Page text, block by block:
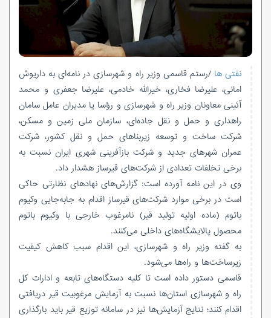
نفتی ها/رستم قاسمی وزیر راه و شهرسازی در نامه‌ای به داریوش
امانی، علیرضا فخاری، خیرالله خادمی، علیرضا جعفری و محمد
آئینی معاونان وزیر راه و شهرسازی و رؤسا یا مدیران عامل سامان
راهداری و حمل و نقل جاده‌ای، سازمان ملی زمین و مسکن،
شرکت ساخت و توسعه زیربناهای حمل و نقل کشور، شرکت
عمران شهرهای جدید و شرکت بازآفرینی شهری ایران نسبت به
برخی تخلفات تعدادی از شرکت‌های قیرساز هشدار داد.
وی در این نامه آورده است: گزارش‌های نهادهای نظارتی حاکی
است در برخی موارد شرکت‌هایقیرساز اقدام به جابه‌جایی وکیوم
باتوم (ماده اولیه تولید قیر) نامرغوب خارجی با وکیوم باتوم
محصول پالایشگاه‌های داخلی می‌کنند.
به گفته وزیر راه و شهرسازی، این اقدام سبب کاهش کیفیت
زیرساخت‌ها و راه‌ها می‌شود.
قاسمی دستور داده است تا کلیه دستگاه‌های تابعه و ادارات کل
راه و شهرسازی استان‌ها نسبت به آزمایش مرغوبیت قیر دریافتی
اقدام کنند؛ نتایج آزمایش‌ها نیز در سامانه توزیع قیر باید بارگذاری